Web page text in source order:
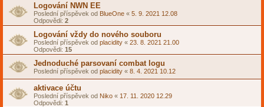
Logování NWN EE
Poslední příspěvek od BlueOne « 5. 9. 2021 12.08
Odpovědi: 2
Logování vždy do nového souboru
Poslední příspěvek od placidity « 23. 8. 2021 21.00
Odpovědi: 15
Jednoduché parsovaní combat logu
Poslední příspěvek od placidity « 8. 4. 2021 10.12
aktivace účtu
Poslední příspěvek od Niko « 17. 11. 2020 12.29
Odpovědi: 1